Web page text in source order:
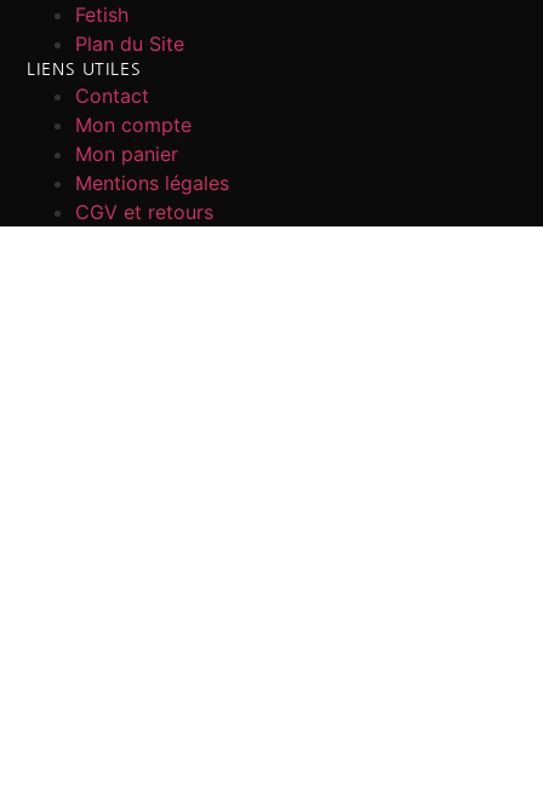
Fetish
Plan du Site
LIENS UTILES
Contact
Mon compte
Mon panier
Mentions légales
CGV et retours